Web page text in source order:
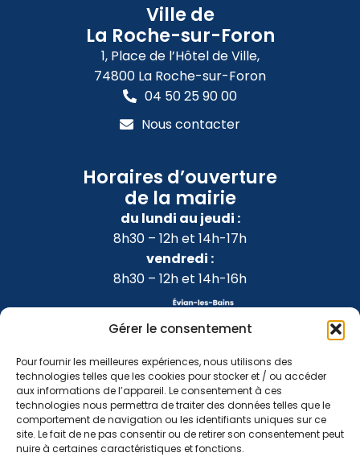
Gérer le consentement
Pour fournir les meilleures expériences, nous utilisons des
technologies telles que les cookies pour stocker et / ou accéder
aux informations de l’appareil. Le consentement à ces
technologies nous permettra de traiter des données telles que le
comportement de navigation ou les identifiants uniques sur ce
site. Le fait de ne pas consentir ou de retirer son consentement peut
nuire à certaines caractéristiques et fonctions.
Ville de
La Roche-sur-Foron
1, Place de l’Hôtel de Ville,
74800 La Roche-sur-Foron
04 50 25 90 00
Nous contacter
Horaires d’ouverture
de la mairie
du lundi au jeudi :
8h30 – 12h et 14h-17h
vendredi :
8h30 – 12h et 14h-16h